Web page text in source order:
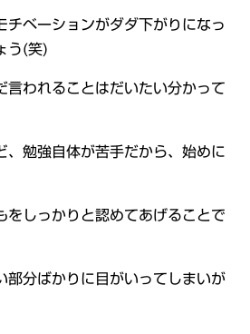
チベーションがダダ下がりになっ
う(笑)
言われることはだいたい分かって
、勉強自体が苦手だから、始めに
をしっかりと認めてあげることで
部分ばかりに目がいってしまいが